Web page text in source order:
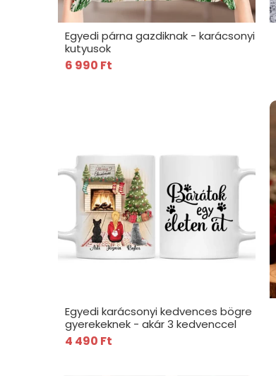
Egyedi párna gazdiknak - karácsonyi
kutyusok
6 990 Ft
Egyedi karácsonyi kedvences bögre
gyerekeknek - akár 3 kedvenccel
4 490 Ft